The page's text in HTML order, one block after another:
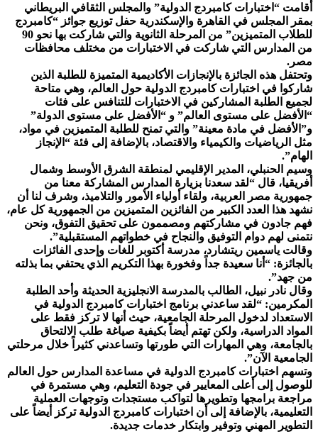
أقامت “اختبارات كامبردج الدولية” والمجلس الثقافي البريطاني
بمقر المجلس في القاهرة والإسكندرية حفل توزيع جوائز “كامبردج
للطلاب المتميزين” من المرحلة الثانوية والتي شاركت بها نحو 90
من المدارس التي شاركت في الاختبارات من مختلف محافظات
مصر.
وتحتفل هذه الجائزة بالإنجازات الأكاديمية المتميزة للطلبة الذين
شاركوا في اختبارات كامبردج الدولية حول العالم، وهي متاحة
لجميع الطلبة المشاركين في الاختبارات للتنافس على فئات
“الأفضل على مستوى العالم” و “الأفضل على مستوى الدولة”
و”الأفضل في مادة معينة” والتي تمنح للطلبة المتميزين في مواد،
مثل الرياضيات والكيمياء والاقتصاد، بالإضافة إلى فئة “الإنجاز
الهام”.
وسيم الحنبلي، المدير الإقليمي لمنطقة الشرق الأوسط وشمال
أفريقيا، قال “لقد سعدنا بزيارة المدارس المشاركة معنا من
جمهورية مصر العربية، ولقاء أولياء الأمور والتلاميذ، وشرف لنا أن
نشهد هذا العدد الكبير من الفائزين المتميزين من الجمهورية كل عام،
فهم جادون في مشاركتهم ومصممون على تحقيق التفوق، ونحن
نتمنى لهم دوام التوفيق والنجاح في خطواتهم المستقبلية”.
وقالت ياسمين ريتشارد، مدرسة أكتوبر للغات وإحدى الفائزات
بالجائزة: “أنا سعيدة جداً وفخورة بهذا التكريم الذي يحتفي بما بذلته
من جهد”.
وقال نادر نبيل، الطالب بالمدرسة الانجليزية الحديثة وأحد الطلبة
المكرمين: “لقد ساعدني برنامج اختبارات كامبردج الدولية في
الاستعداد لدخول المرحلة الجامعية، حيث أنها لا تركز فقط على
المواد الدراسية، ولكن تهتم أيضاً بكيفية صياغة طلب الالتحاق
بالجامعة، وهي المهارات التي طورتها وتساعدني كثيراً خلال مرحلتي
الجامعية الآن”.
وتسهم اختبارات كامبردج الدولية في مساعدة المدارس حول العالم
للوصول إلى أعلى المعايير في جودة التعليم، وهي مستمرة في
مراجعة برامجها وتطويرها لتواكب مستجدات وتوجهات العملية
التعليمية، بالإضافة إلى أن اختبارات كامبردج الدولية تركز أيضاً على
التطوير المهني وتوفير وابتكار خدمات جديدة.